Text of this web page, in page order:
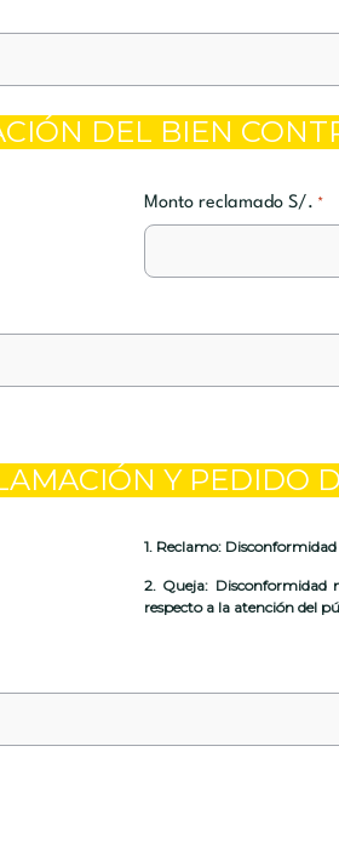
DEL BIEN
Monto reclamado S/. *
Y PEDIDO
1. Reclamo:Disconformidad
2. Queja: Disconformidad
respecto a la atención del